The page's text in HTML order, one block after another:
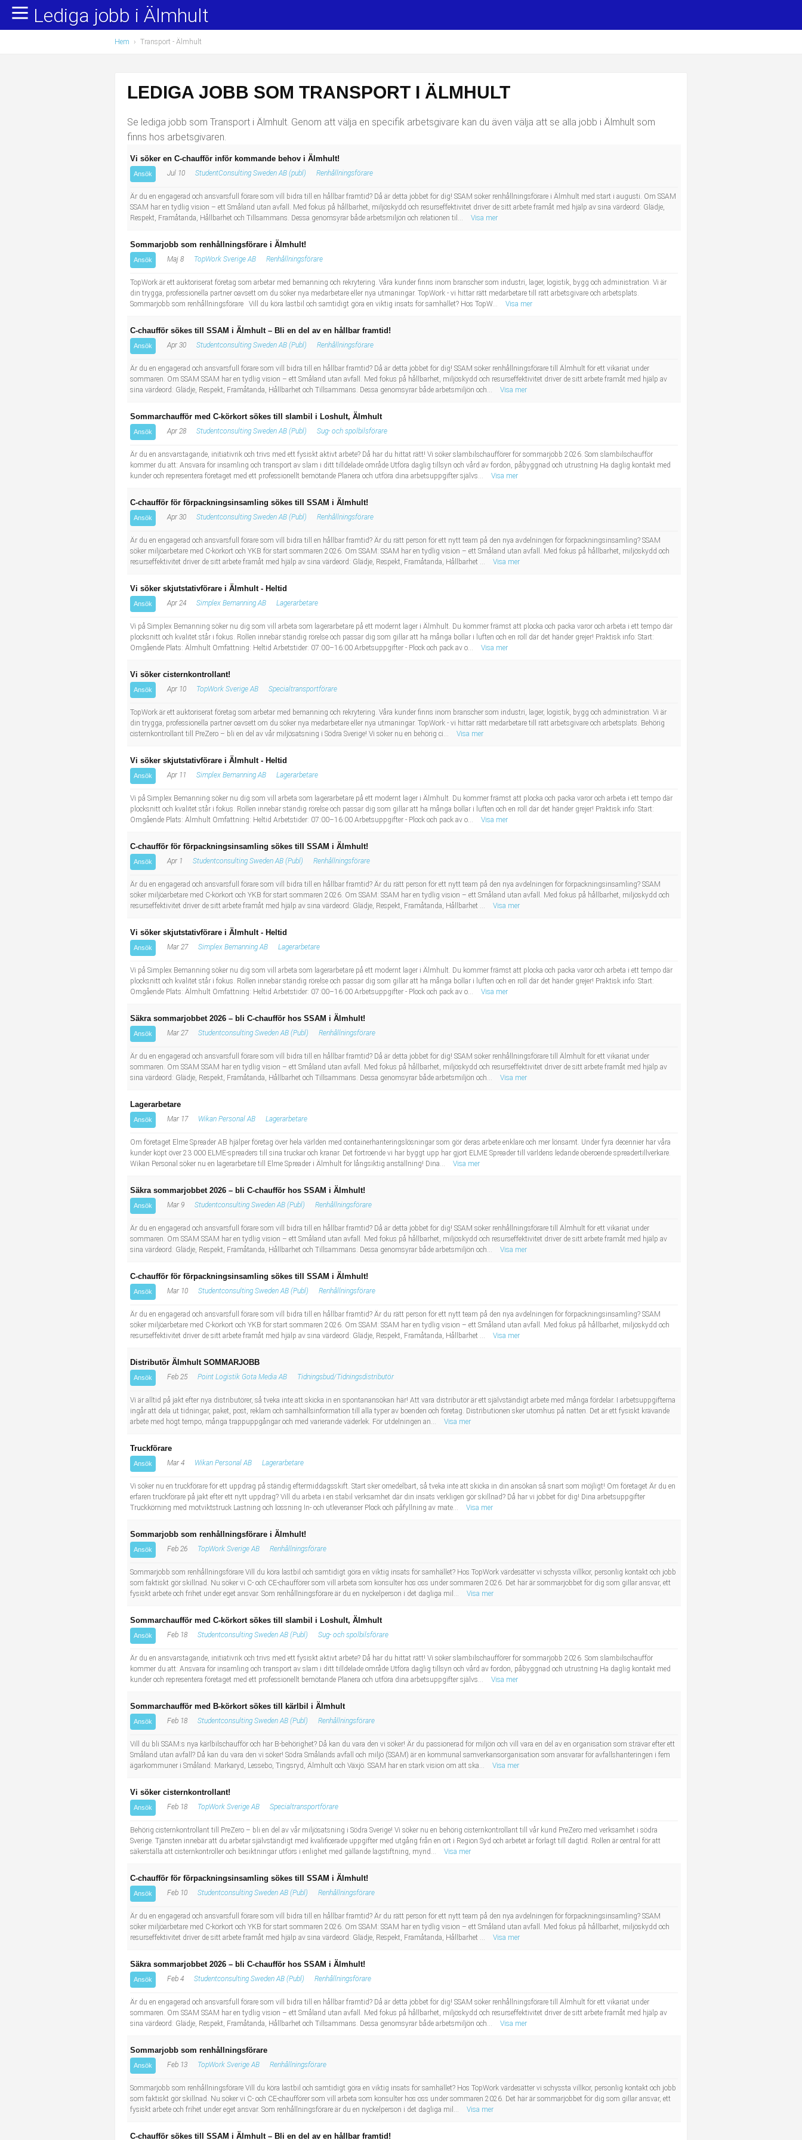
Yrkesområden
Administration, ekonomi, juridik
Försäljning, inköp, marknadsföring
Hotell, restaurang, storhushåll
Installation, drift, underhåll
Kropps- och skönhetsvård
Naturvetenskapligt arbete
Sanering och renhållning
Populära jobb
Undersköterska, hemtjänst och äldreboende
Lärare i förskola/Förskollärare
Bussförare/Busschaufför
Behandlingsassistent/Socialpedagog
Tidningsbud/Tidningsdistributör
Lärare i fritidshem/Fritidspedagog
Taxiförare/Taxichaufför
Läkarsekreterare/Vårdadmin/Medicinsk sekreterare
Informatör/Kommunikatör
Sjuksköterska, grundutbildad
Lediga jobb i Älmhult
Hem › Transport - Älmhult
LEDIGA JOBB SOM TRANSPORT I ÄLMHULT
Se lediga jobb som Transport i Älmhult. Genom att välja en specifik arbetsgivare kan du även välja att se alla jobb i Älmhult som
finns hos arbetsgivaren.
Vi söker en C-chaufför inför kommande behov i Älmhult!
Ansök Jul 10 StudentConsulting Sweden AB (publ) Renhållningsförare
Är du en engagerad och ansvarsfull förare som vill bidra till en hållbar framtid? Då är detta jobbet för dig! SSAM söker renhållningsförare i Älmhult med start i augusti. Om SSAM
SSAM har en tydlig vision – ett Småland utan avfall. Med fokus på hållbarhet, miljöskydd och resurseffektivitet driver de sitt arbete framåt med hjälp av sina värdeord: Glädje,
Respekt, Framåtanda, Hållbarhet och Tillsammans. Dessa genomsyrar både arbetsmiljön och relationen til...
Visa mer
Sommarjobb som renhållningsförare i Älmhult!
Ansök Maj 8 TopWork Sverige AB Renhållningsförare
TopWork är ett auktoriserat företag som arbetar med bemanning och rekrytering. Våra kunder finns inom branscher som industri, lager, logistik, bygg och administration. Vi är
din trygga, professionella partner oavsett om du söker nya medarbetare eller nya utmaningar. TopWork - vi hittar rätt medarbetare till rätt arbetsgivare och arbetsplats.
Sommarjobb som renhållningsförare Vill du köra lastbil och samtidigt göra en viktig insats för samhället? Hos TopW...
Visa mer
C-chaufför sökes till SSAM i Älmhult – Bli en del av en hållbar framtid!
Ansök Apr 30 Studentconsulting Sweden AB (Publ) Renhållningsförare
Är du en engagerad och ansvarsfull förare som vill bidra till en hållbar framtid? Då är detta jobbet för dig! SSAM söker renhållningsförare till Älmhult för ett vikariat under
sommaren. Om SSAM SSAM har en tydlig vision – ett Småland utan avfall. Med fokus på hållbarhet, miljöskydd och resurseffektivitet driver de sitt arbete framåt med hjälp av
sina värdeord: Glädje, Respekt, Framåtanda, Hållbarhet och Tillsammans. Dessa genomsyrar både arbetsmiljön och...
Visa mer
Sommarchaufför med C-körkort sökes till slambil i Loshult, Älmhult
Ansök Apr 28 Studentconsulting Sweden AB (Publ) Sug- och spolbilsförare
Är du en ansvarstagande, initiativrik och trivs med ett fysiskt aktivt arbete? Då har du hittat rätt! Vi söker slambilschaufförer för sommarjobb 2026. Som slambilschaufför
kommer du att: Ansvara för insamling och transport av slam i ditt tilldelade område Utföra daglig tillsyn och vård av fordon, påbyggnad och utrustning Ha daglig kontakt med
kunder och representera företaget med ett professionellt bemötande Planera och utföra dina arbetsuppgifter självs...
Visa mer
C-chaufför för förpackningsinsamling sökes till SSAM i Älmhult!
Ansök Apr 30 Studentconsulting Sweden AB (Publ) Renhållningsförare
Är du en engagerad och ansvarsfull förare som vill bidra till en hållbar framtid? Är du rätt person för ett nytt team på den nya avdelningen för förpackningsinsamling? SSAM
söker miljöarbetare med C-körkort och YKB för start sommaren 2026. Om SSAM: SSAM har en tydlig vision – ett Småland utan avfall. Med fokus på hållbarhet, miljöskydd och
resurseffektivitet driver de sitt arbete framåt med hjälp av sina värdeord: Glädje, Respekt, Framåtanda, Hållbarhet ...
Visa mer
Vi söker skjutstativförare i Älmhult - Heltid
Ansök Apr 24 Simplex Bemanning AB Lagerarbetare
Vi på Simplex Bemanning söker nu dig som vill arbeta som lagerarbetare på ett modernt lager i Älmhult. Du kommer främst att plocka och packa varor och arbeta i ett tempo där
plocksnitt och kvalitet står i fokus. Rollen innebär ständig rörelse och passar dig som gillar att ha många bollar i luften och en roll där det händer grejer! Praktisk info: Start:
Omgående Plats: Älmhult Omfattning: Heltid Arbetstider: 07:00–16:00 Arbetsuppgifter - Plock och pack av o...
Visa mer
Vi söker cisternkontrollant!
Ansök Apr 10 TopWork Sverige AB Specialtransportförare
TopWork är ett auktoriserat företag som arbetar med bemanning och rekrytering. Våra kunder finns inom branscher som industri, lager, logistik, bygg och administration. Vi är
din trygga, professionella partner oavsett om du söker nya medarbetare eller nya utmaningar. TopWork - vi hittar rätt medarbetare till rätt arbetsgivare och arbetsplats. Behörig
cisternkontrollant till PreZero – bli en del av vår miljösatsning i Södra Sverige! Vi söker nu en behörig ci...
Visa mer
Vi söker skjutstativförare i Älmhult - Heltid
Ansök Apr 11 Simplex Bemanning AB Lagerarbetare
Vi på Simplex Bemanning söker nu dig som vill arbeta som lagerarbetare på ett modernt lager i Älmhult. Du kommer främst att plocka och packa varor och arbeta i ett tempo där
plocksnitt och kvalitet står i fokus. Rollen innebär ständig rörelse och passar dig som gillar att ha många bollar i luften och en roll där det händer grejer! Praktisk info: Start:
Omgående Plats: Älmhult Omfattning: Heltid Arbetstider: 07:00–16:00 Arbetsuppgifter - Plock och pack av o...
Visa mer
C-chaufför för förpackningsinsamling sökes till SSAM i Älmhult!
Ansök Apr 1 Studentconsulting Sweden AB (Publ) Renhållningsförare
Är du en engagerad och ansvarsfull förare som vill bidra till en hållbar framtid? Är du rätt person för ett nytt team på den nya avdelningen för förpackningsinsamling? SSAM
söker miljöarbetare med C-körkort och YKB för start sommaren 2026. Om SSAM: SSAM har en tydlig vision – ett Småland utan avfall. Med fokus på hållbarhet, miljöskydd och
resurseffektivitet driver de sitt arbete framåt med hjälp av sina värdeord: Glädje, Respekt, Framåtanda, Hållbarhet ...
Visa mer
Vi söker skjutstativförare i Älmhult - Heltid
Ansök Mar 27 Simplex Bemanning AB Lagerarbetare
Vi på Simplex Bemanning söker nu dig som vill arbeta som lagerarbetare på ett modernt lager i Älmhult. Du kommer främst att plocka och packa varor och arbeta i ett tempo där
plocksnitt och kvalitet står i fokus. Rollen innebär ständig rörelse och passar dig som gillar att ha många bollar i luften och en roll där det händer grejer! Praktisk info: Start:
Omgående Plats: Älmhult Omfattning: Heltid Arbetstider: 07:00–16:00 Arbetsuppgifter - Plock och pack av o...
Visa mer
Säkra sommarjobbet 2026 – bli C-chaufför hos SSAM i Älmhult!
Ansök Mar 27 Studentconsulting Sweden AB (Publ) Renhållningsförare
Är du en engagerad och ansvarsfull förare som vill bidra till en hållbar framtid? Då är detta jobbet för dig! SSAM söker renhållningsförare till Älmhult för ett vikariat under
sommaren. Om SSAM SSAM har en tydlig vision – ett Småland utan avfall. Med fokus på hållbarhet, miljöskydd och resurseffektivitet driver de sitt arbete framåt med hjälp av
sina värdeord: Glädje, Respekt, Framåtanda, Hållbarhet och Tillsammans. Dessa genomsyrar både arbetsmiljön och...
Visa mer
Lagerarbetare
Ansök Mar 17 Wikan Personal AB Lagerarbetare
Om företaget Elme Spreader AB hjälper företag över hela världen med containerhanteringslösningar som gör deras arbete enklare och mer lönsamt. Under fyra decennier har våra
kunder köpt över 23 000 ELME-spreaders till sina truckar och kranar. Det förtroende vi har byggt upp har gjort ELME Spreader till världens ledande oberoende spreadertillverkare.
Wikan Personal söker nu en lagerarbetare till Elme Spreader i Älmhult för långsiktig anställning! Dina...
Visa mer
Säkra sommarjobbet 2026 – bli C-chaufför hos SSAM i Älmhult!
Ansök Mar 9 Studentconsulting Sweden AB (Publ) Renhållningsförare
Är du en engagerad och ansvarsfull förare som vill bidra till en hållbar framtid? Då är detta jobbet för dig! SSAM söker renhållningsförare till Älmhult för ett vikariat under
sommaren. Om SSAM SSAM har en tydlig vision – ett Småland utan avfall. Med fokus på hållbarhet, miljöskydd och resurseffektivitet driver de sitt arbete framåt med hjälp av
sina värdeord: Glädje, Respekt, Framåtanda, Hållbarhet och Tillsammans. Dessa genomsyrar både arbetsmiljön och...
Visa mer
C-chaufför för förpackningsinsamling sökes till SSAM i Älmhult!
Ansök Mar 10 Studentconsulting Sweden AB (Publ) Renhållningsförare
Är du en engagerad och ansvarsfull förare som vill bidra till en hållbar framtid? Är du rätt person för ett nytt team på den nya avdelningen för förpackningsinsamling? SSAM
söker miljöarbetare med C-körkort och YKB för start sommaren 2026. Om SSAM: SSAM har en tydlig vision – ett Småland utan avfall. Med fokus på hållbarhet, miljöskydd och
resurseffektivitet driver de sitt arbete framåt med hjälp av sina värdeord: Glädje, Respekt, Framåtanda, Hållbarhet ...
Visa mer
Distributör Älmhult SOMMARJOBB
Ansök Feb 25 Point Logistik Gota Media AB Tidningsbud/Tidningsdistributör
Vi är alltid på jakt efter nya distributörer, så tveka inte att skicka in en spontanansökan här! Att vara distributör är ett självständigt arbete med många fördelar. I arbetsuppgifterna
ingår att dela ut tidningar, paket, post, reklam och samhällsinformation till alla typer av boenden och företag. Distributionen sker utomhus på natten. Det är ett fysiskt krävande
arbete med högt tempo, många trappuppgångar och med varierande väderlek. För utdelningen an...
Visa mer
Truckförare
Ansök Mar 4 Wikan Personal AB Lagerarbetare
Vi söker nu en truckförare för ett uppdrag på ständig eftermiddagsskift. Start sker omedelbart, så tveka inte att skicka in din ansökan så snart som möjligt! Om företaget Är du en
erfaren truckförare på jakt efter ett nytt uppdrag? Vill du arbeta i en stabil verksamhet där din insats verkligen gör skillnad? Då har vi jobbet för dig! Dina arbetsuppgifter
Truckkörning med motviktstruck Lastning och lossning In- och utleveranser Plock och påfyllning av mate...
Visa mer
Sommarjobb som renhållningsförare i Älmhult!
Ansök Feb 26 TopWork Sverige AB Renhållningsförare
Sommarjobb som renhållningsförare Vill du köra lastbil och samtidigt göra en viktig insats för samhället? Hos TopWork värdesätter vi schyssta villkor, personlig kontakt och jobb
som faktiskt gör skillnad. Nu söker vi C- och CE-chaufförer som vill arbeta som konsulter hos oss under sommaren 2026. Det här är sommarjobbet för dig som gillar ansvar, ett
fysiskt arbete och frihet under eget ansvar. Som renhållningsförare är du en nyckelperson i det dagliga mil...
Visa mer
Sommarchaufför med C-körkort sökes till slambil i Loshult, Älmhult
Ansök Feb 18 Studentconsulting Sweden AB (Publ) Sug- och spolbilsförare
Är du en ansvarstagande, initiativrik och trivs med ett fysiskt aktivt arbete? Då har du hittat rätt! Vi söker slambilschaufförer för sommarjobb 2026. Som slambilschaufför
kommer du att: Ansvara för insamling och transport av slam i ditt tilldelade område Utföra daglig tillsyn och vård av fordon, påbyggnad och utrustning Ha daglig kontakt med
kunder och representera företaget med ett professionellt bemötande Planera och utföra dina arbetsuppgifter självs...
Visa mer
Sommarchaufför med B-körkort sökes till kärlbil i Älmhult
Ansök Feb 18 Studentconsulting Sweden AB (Publ) Renhållningsförare
Vill du bli SSAM:s nya kärlbilschaufför och har B-behörighet? Då kan du vara den vi söker! Är du passionerad för miljön och vill vara en del av en organisation som strävar efter ett
Småland utan avfall? Då kan du vara den vi söker! Södra Smålands avfall och miljö (SSAM) är en kommunal samverkansorganisation som ansvarar för avfallshanteringen i fem
ägarkommuner i Småland: Markaryd, Lessebo, Tingsryd, Älmhult och Växjö. SSAM har en stark vision om att ska...
Visa mer
Vi söker cisternkontrollant!
Ansök Feb 18 TopWork Sverige AB Specialtransportförare
Behörig cisternkontrollant till PreZero – bli en del av vår miljösatsning i Södra Sverige! Vi söker nu en behörig cisternkontrollant till vår kund PreZero med verksamhet i södra
Sverige. Tjänsten innebär att du arbetar självständigt med kvalificerade uppgifter med utgång från en ort i Region Syd och arbetet är förlagt till dagtid. Rollen är central för att
säkerställa att cisternkontroller och besiktningar utförs i enlighet med gällande lagstiftning, mynd...
Visa mer
C-chaufför för förpackningsinsamling sökes till SSAM i Älmhult!
Ansök Feb 10 Studentconsulting Sweden AB (Publ) Renhållningsförare
Är du en engagerad och ansvarsfull förare som vill bidra till en hållbar framtid? Är du rätt person för ett nytt team på den nya avdelningen för förpackningsinsamling? SSAM
söker miljöarbetare med C-körkort och YKB för start sommaren 2026. Om SSAM: SSAM har en tydlig vision – ett Småland utan avfall. Med fokus på hållbarhet, miljöskydd och
resurseffektivitet driver de sitt arbete framåt med hjälp av sina värdeord: Glädje, Respekt, Framåtanda, Hållbarhet ...
Visa mer
Säkra sommarjobbet 2026 – bli C-chaufför hos SSAM i Älmhult!
Ansök Feb 4 Studentconsulting Sweden AB (Publ) Renhållningsförare
Är du en engagerad och ansvarsfull förare som vill bidra till en hållbar framtid? Då är detta jobbet för dig! SSAM söker renhållningsförare till Älmhult för ett vikariat under
sommaren. Om SSAM SSAM har en tydlig vision – ett Småland utan avfall. Med fokus på hållbarhet, miljöskydd och resurseffektivitet driver de sitt arbete framåt med hjälp av
sina värdeord: Glädje, Respekt, Framåtanda, Hållbarhet och Tillsammans. Dessa genomsyrar både arbetsmiljön och...
Visa mer
Sommarjobb som renhållningsförare
Ansök Feb 13 TopWork Sverige AB Renhållningsförare
Sommarjobb som renhållningsförare Vill du köra lastbil och samtidigt göra en viktig insats för samhället? Hos TopWork värdesätter vi schyssta villkor, personlig kontakt och jobb
som faktiskt gör skillnad. Nu söker vi C- och CE-chaufförer som vill arbeta som konsulter hos oss under sommaren 2026. Det här är sommarjobbet för dig som gillar ansvar, ett
fysiskt arbete och frihet under eget ansvar. Som renhållningsförare är du en nyckelperson i det dagliga mil...
Visa mer
C-chaufför sökes till SSAM i Älmhult – Bli en del av en hållbar framtid!